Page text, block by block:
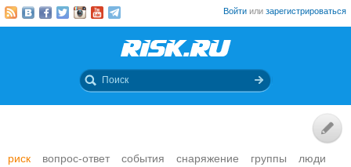
Войти или зарегистрироваться
риск вопрос-ответ события снаряжение группы
люди